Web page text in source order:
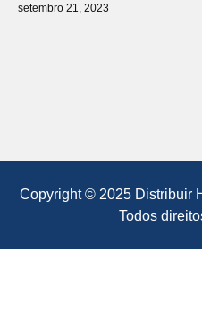
setembro 21, 2023
Copyright © 2025 Distribuir
Todos